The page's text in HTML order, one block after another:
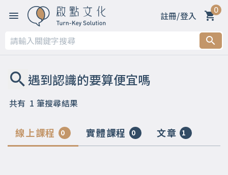
註冊/登入 0
共有 1 筆搜尋結果
線上課程 0 實體課程 0 文章 1